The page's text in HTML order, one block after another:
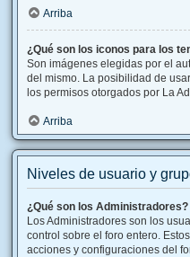
Arriba
¿Qué son los iconos para los
Son imágenes elegidas por el
del mismo. La posibilidad de
los permisos otorgados por La
Arriba
Niveles de usuario y
¿Qué son los Administradores?
Los Administradores son los
control sobre el foro entero.
acciones y configuraciones del